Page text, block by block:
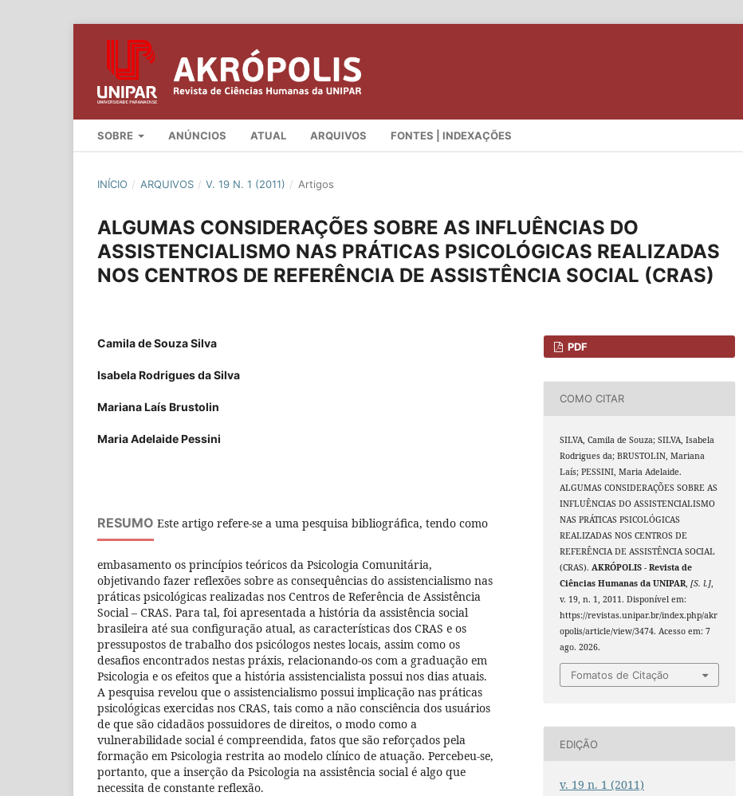
SOBRE ANÚNCIOS ATUAL ARQUIVOS FONTES | INDEXAÇÕES
INÍCIO / ARQUIVOS / V. 19 N. 1 (2011) / Artigos
ALGUMAS CONSIDERAÇÕES SOBRE AS INFLUÊNCIAS DO
ASSISTENCIALISMO NAS PRÁTICAS PSICOLÓGICAS REALIZADAS
NOS CENTROS DE REFERÊNCIA DE ASSISTÊNCIA SOCIAL (CRAS)
Camila de Souza Silva
Isabela Rodrigues da Silva
Mariana Laís Brustolin
Maria Adelaide Pessini
RESUMO Este artigo refere-se a uma pesquisa bibliográfica, tendo como
embasamento os princípios teóricos da Psicologia Comunitária,
objetivando fazer reflexões sobre as consequências do assistencialismo nas
práticas psicológicas realizadas nos Centros de Referência de Assistência
Social – CRAS. Para tal, foi apresentada a história da assistência social
brasileira até sua configuração atual, as características dos CRAS e os
pressupostos de trabalho dos psicólogos nestes locais, assim como os
desafios encontrados nestas práxis, relacionando-os com a graduação em
Psicologia e os efeitos que a história assistencialista possui nos dias atuais.
A pesquisa revelou que o assistencialismo possui implicação nas práticas
psicológicas exercidas nos CRAS, tais como a não consciência dos usuários
de que são cidadãos possuidores de direitos, o modo como a
vulnerabilidade social é compreendida, fatos que são reforçados pela
formação em Psicologia restrita ao modelo clínico de atuação. Percebeu-se,
portanto, que a inserção da Psicologia na assistência social é algo que
necessita de constante reflexão.
PDF
COMO CITAR
SILVA, Camila de Souza; SILVA, Isabela
Rodrigues da; BRUSTOLIN, Mariana
Laís; PESSINI, Maria Adelaide.
ALGUMAS CONSIDERAÇÕES SOBRE AS
INFLUÊNCIAS DO ASSISTENCIALISMO
NAS PRÁTICAS PSICOLÓGICAS
REALIZADAS NOS CENTROS DE
REFERÊNCIA DE ASSISTÊNCIA SOCIAL
(CRAS).AKRÓPOLIS - Revista de
Ciências Humanas da UNIPAR,[S. l.],
v. 19, n. 1, 2011. Disponível em:
https://revistas.unipar.br/index.php/akr
opolis/article/view/3474. Acesso em: 7
ago. 2026.
Fomatos de Citação
EDIÇÃO
v. 19 n. 1 (2011)